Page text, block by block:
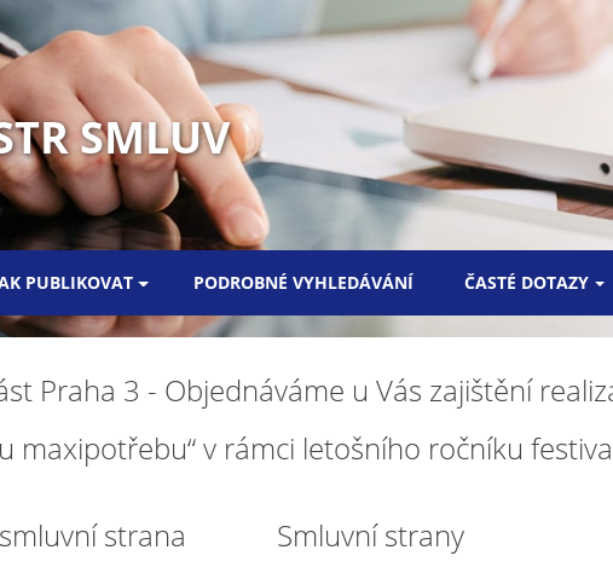
SMLUV
PUBLIKOVAT PODROBNÉ VYHLEDÁVÁNÍ ČASTÉ DOTAZY
Praha 3 - Objednáváme u Vás zajištění
maxipotřebu“ v rámci letošního ročníku
strana Smluvní strany